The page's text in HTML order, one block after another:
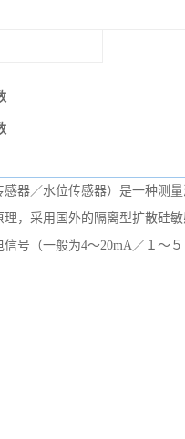
器／水位传感器）是一种测
，采用国外的隔离型扩散硅
号（一般为4～20mA／１～５